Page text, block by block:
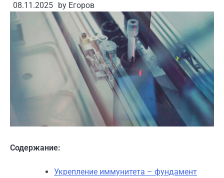
08.11.2025 by Егоров
Содержание:
Укрепление иммунитета – фундамент